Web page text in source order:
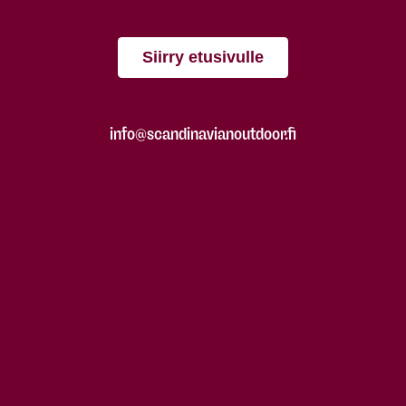
Siirry etusivulle
info@scandinavianoutdoor.fi